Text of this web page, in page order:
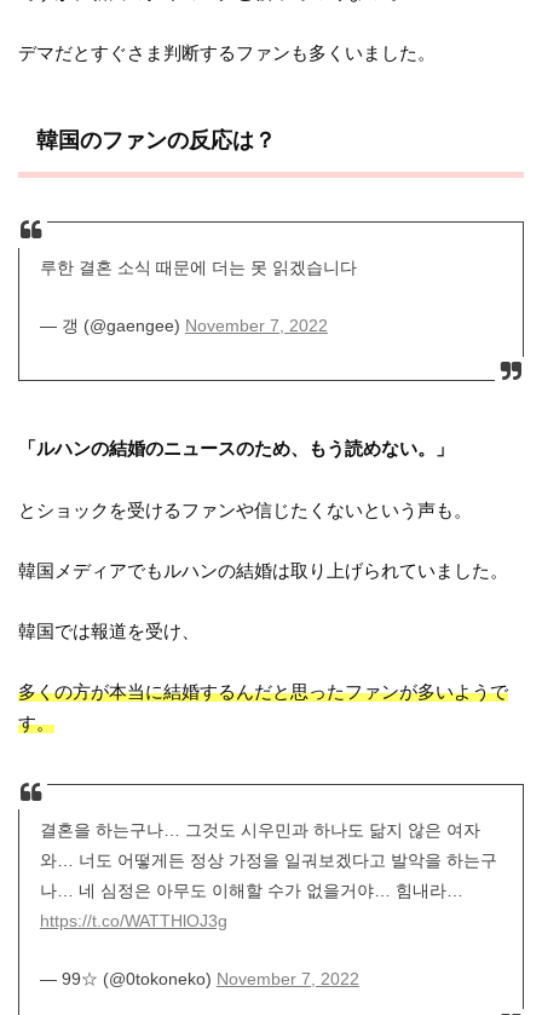
デマだとすぐさま判断するファンも多くいました。
韓国のファンの反応は？
루한 결혼 소식 때문에 더는 못 읽겠습니다
— 갱 (@gaengee) November 7, 2022
「ルハンの結婚のニュースのため、もう読めない。」
とショックを受けるファンや信じたくないという声も。
韓国メディアでもルハンの結婚は取り上げられていました。
韓国では報道を受け、
多くの方が本当に結婚するんだと思ったファンが多いようで
す。
결혼을 하는구나… 그것도 시우민과 하나도 닮지 않은 여자
와… 너도 어떻게든 정상 가정을 일궈보겠다고 발악을 하는구
나… 네 심정은 아무도 이해할 수가 없을거야… 힘내라…
https://t.co/WATTHlOJ3g
— 99☆ (@0tokoneko) November 7, 2022